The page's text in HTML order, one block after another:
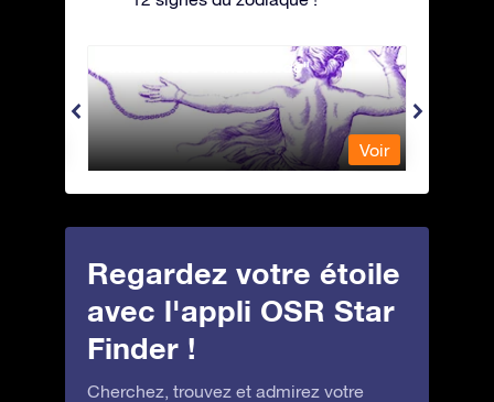
Andromeda - Andromède
Voir
Regardez votre étoile
avec l'appli OSR Star
Finder !
Cherchez, trouvez et admirez votre